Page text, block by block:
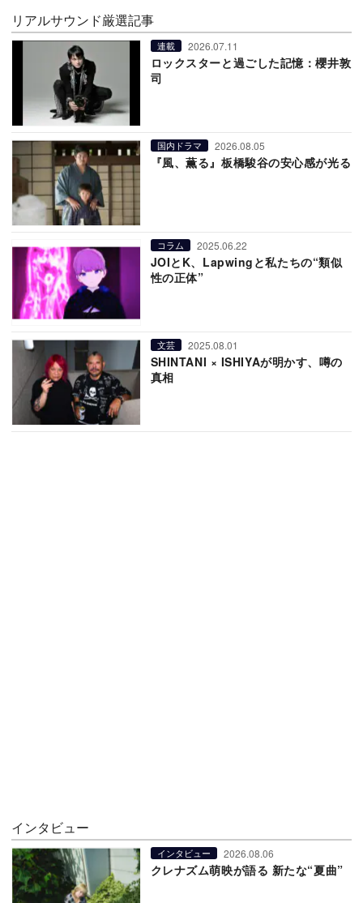
リアルサウンド厳選記事
連載 2026.07.11
ロックスターと過ごした記憶：櫻井敦
司
国内ドラマ 2026.08.05
『風、薫る』板橋駿谷の安心感が光る
コラム 2025.06.22
JOIとK、Lapwingと私たちの“類似
性の正体”
文芸 2025.08.01
SHINTANI × ISHIYAが明かす、噂の
真相
インタビュー
インタビュー 2026.08.06
クレナズム萌映が語る 新たな“夏曲”